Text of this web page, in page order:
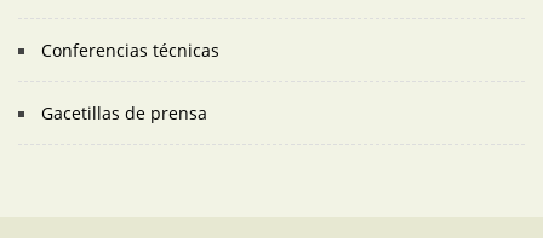
Conferencias técnicas
Gacetillas de prensa